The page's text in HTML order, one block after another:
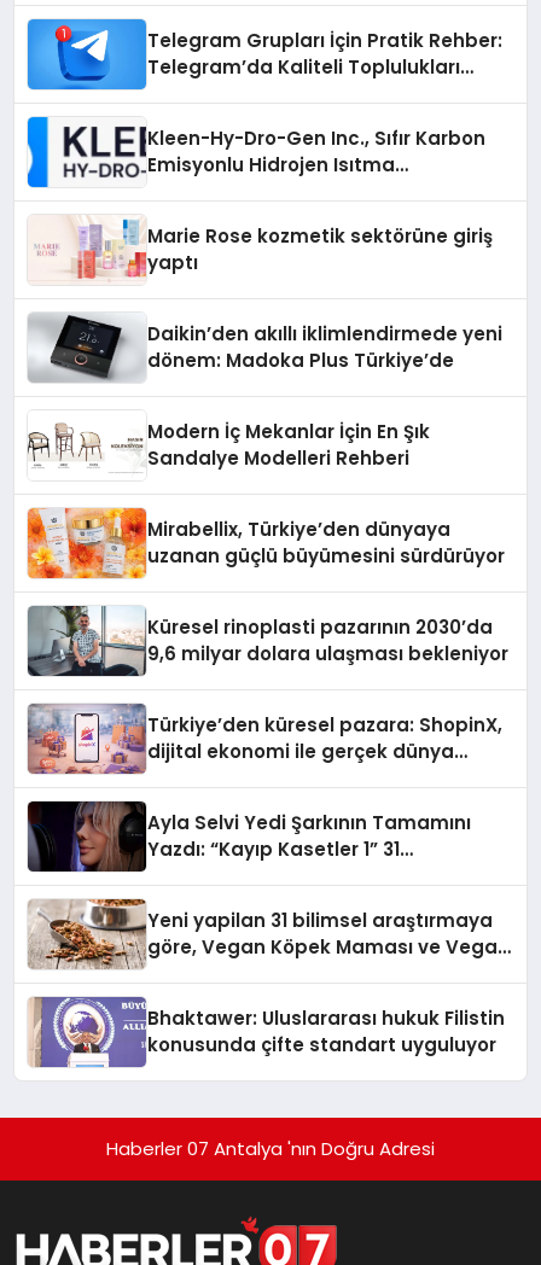
Telegram Grupları İçin Pratik Rehber:
Telegram’da Kaliteli Toplulukları
Kleen-Hy-Dro-Gen Inc., Sıfır Karbon
Emisyonlu Hidrojen Isıtma
Marie Rose kozmetik sektörüne giriş
yaptı
Daikin’den akıllı iklimlendirmede yeni
dönem: Madoka Plus Türkiye’de
Modern İç Mekanlar İçin En Şık
Sandalye Modelleri Rehberi
Mirabellix, Türkiye’den dünyaya
uzanan güçlü büyümesini sürdürüyor
Küresel rinoplasti pazarının 2030’da
9,6 milyar dolara ulaşması bekleniyor
Türkiye’den küresel pazara: ShopinX,
dijital ekonomi ile gerçek dünya
Ayla Selvi Yedi Şarkının Tamamını
Yazdı: “Kayıp Kasetler 1” 31
Yeni yapilan 31 bilimsel araştırmaya
göre, Vegan Köpek Maması ve Vegan
Bhaktawer: Uluslararası hukuk Filistin
konusunda çifte standart uyguluyor
Haberler 07 Antalya 'nın Doğru Adresi